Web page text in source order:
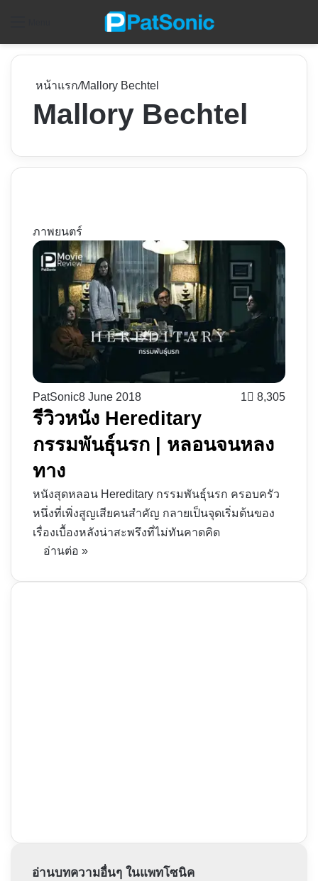
หน้าแรก/Mallory Bechtel
Mallory Bechtel
ภาพยนตร์
PatSonic8 June 2018 1 8,305
รีวิวหนัง Hereditary
กรรมพันธุ์นรก | หลอนจนหลง
ทาง
หนังสุดหลอน Hereditary กรรมพันธุ์นรก ครอบครัว
หนึ่งที่เพิ่งสูญเสียคนสำคัญ กลายเป็นจุดเริ่มต้นของ
เรื่องเบื้องหลังน่าสะพรึงที่ไม่ทันคาดคิด
อ่านต่อ »
อ่านบทความอื่นๆ ในแพทโซนิค